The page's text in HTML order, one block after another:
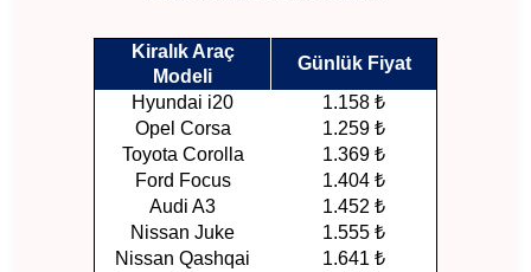
Kiralık Araç
Modeli
Günlük Fiyat
Hyundai i20
1.158 ₺
Opel Corsa
1.259 ₺
Toyota Corolla
1.369 ₺
Ford Focus
1.404 ₺
Audi A3
1.452 ₺
Nissan Juke
1.555 ₺
Nissan Qashqai
1.641 ₺